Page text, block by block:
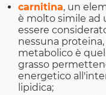
carnitina, un
è molto simile ad
essere
nessuna
metabolico è
grasso
energetico
lipidica;